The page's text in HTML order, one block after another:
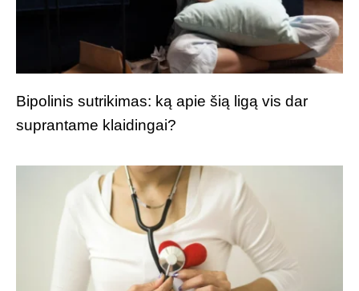
Bipolinis sutrikimas: ką apie šią ligą vis dar
suprantame klaidingai?